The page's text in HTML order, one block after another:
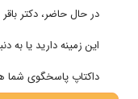
در حال حاضر، دکتر
این زمینه دارید یا به
داکتاپ پاسخگوی شما